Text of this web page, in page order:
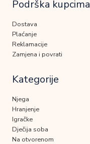
Podrška kupcima
Dostava
Plaćanje
Reklamacije
Zamjena i povrati
Kategorije
Njega
Hranjenje
Igračke
Dječija soba
Na otvorenom